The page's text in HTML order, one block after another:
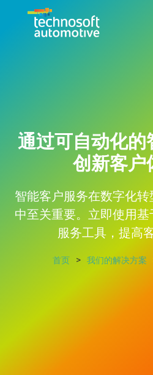
通过可自动化的
创新客户
智能客户服务在数字化
中至关重要。立即使用
服务工具，提高
首页 > 我们的解决方案